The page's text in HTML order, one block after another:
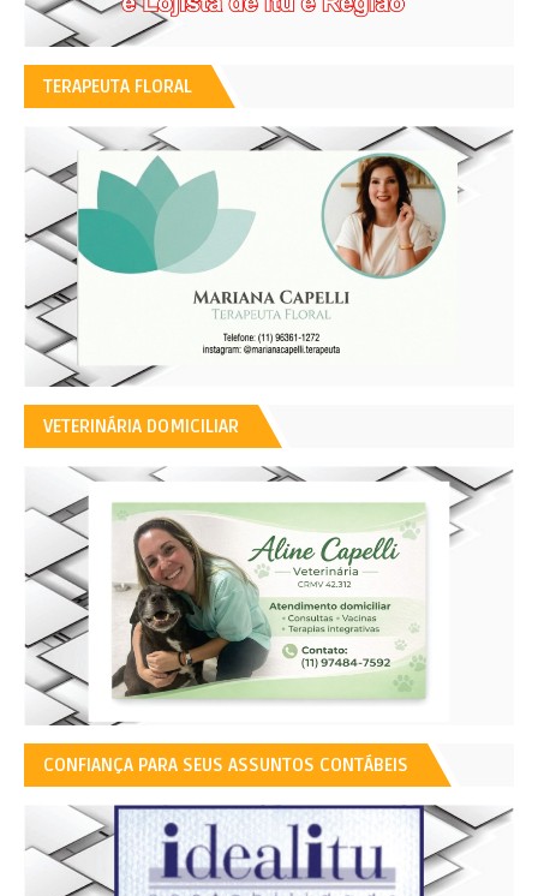
TERAPEUTA FLORAL
VETERINÁRIA DOMICILIAR
CONFIANÇA PARA SEUS ASSUNTOS CONTÁBEIS